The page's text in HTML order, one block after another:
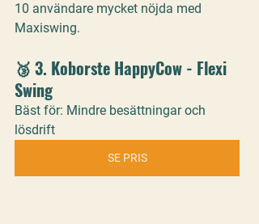
10 användare mycket nöjda med
Maxiswing.
🥉 3. Koborste HappyCow - Flexi
Swing
Bäst för: Mindre besättningar och
lösdrift
SE PRIS